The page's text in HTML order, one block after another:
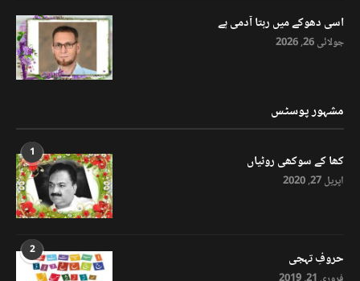
اسی دھوکے میں رہتا آدمی ہے
جولائی 26, 2026
مشہور پوسٹس
1 کھا کے سوکھی روٹیاں
اپریل 27, 2020
2 حروفِ تہجی